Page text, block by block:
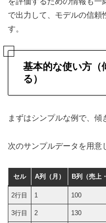
で出力して、モデルの信頼
す。
基本的な使い方（
る）
まずはシンプルな例で、傾
次のサンプルデータを用意
セル A列（月） B列（売上
2行目 1 100
3行目 2 130